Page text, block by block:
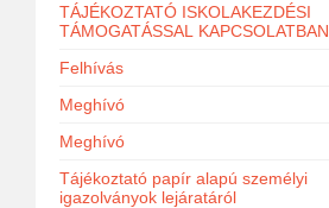
TÁJÉKOZTATÓ ISKOLAKEZDÉSI
TÁMOGATÁSSAL KAPCSOLATBAN
Felhívás
Meghívó
Meghívó
Tájékoztató papír alapú személyi
igazolványok lejáratáról